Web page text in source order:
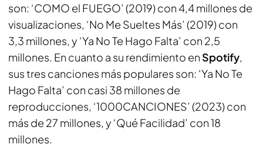
son: ‘COMO el FUEGO’ (2019) con 4,4 millones de
visualizaciones, ‘No Me Sueltes Más’ (2019) con
3,3 millones, y ‘Ya No Te Hago Falta’ con 2,5
millones. En cuanto a su rendimiento en Spotify,
sus tres canciones más populares son: ‘Ya No Te
Hago Falta’ con casi 38 millones de
reproducciones, ‘1000CANCIONES’ (2023) con
más de 27 millones, y ‘Qué Facilidad’ con 18
millones.